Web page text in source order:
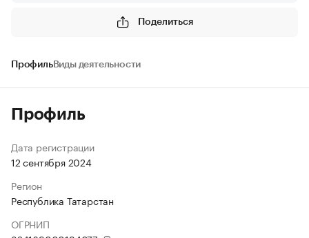
Поделиться
ПрофильВиды деятельности
Профиль
Дата регистрации
12 сентября 2024
Регион
Республика Татарстан
ОГРНИП